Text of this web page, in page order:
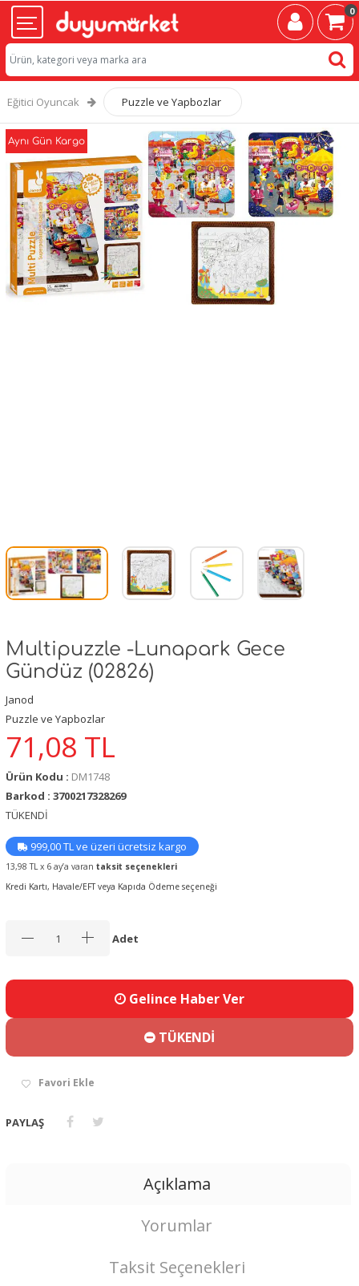
0
Eğitici Oyuncak Puzzle ve Yapbozlar
Aynı Gün Kargo
Multipuzzle -Lunapark Gece
Gündüz (02826)
Janod
Puzzle ve Yapbozlar
71,08 TL
Ürün Kodu : DM1748
Barkod : 3700217328269
TÜKENDİ
999,00 TL ve üzeri ücretsiz kargo
13,98 TL x 6 ay’a varan taksit seçenekleri
Kredi Kartı, Havale/EFT veya Kapıda Ödeme seçeneği
Adet
Gelince Haber Ver
TÜKENDİ
Favori Ekle
PAYLAŞ
Açıklama
Yorumlar
Taksit Seçenekleri